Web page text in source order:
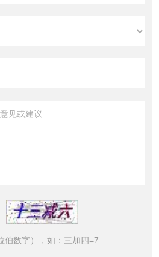
伯数字），如：三加四=7